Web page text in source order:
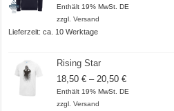
Enthält 19% MwSt. DE
zzgl.Versand
Lieferzeit: ca. 10 Werktage
Rising Star
18,50€ – 20,50€Preisspanne:
18,50 €
Enthält 19% MwSt. DE
zzgl.Versand